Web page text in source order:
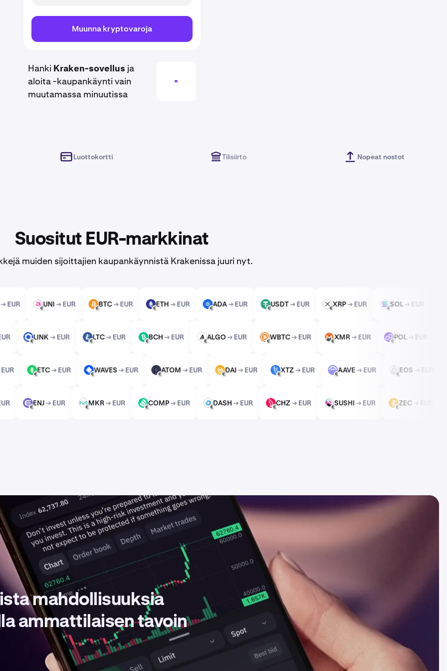
Muunna kryptovaroja
Hanki Kraken-sovellus ja
aloita -kaupankäynti vain
muutamassa minuutissa
Luottokortti Tilisiirto Nopeat nostot
Suositut EUR-markkinat
muiden sijoittajien kaupankäynnistä Krakenissa juuri nyt.
→ EUR
UNI UNI→ EUR
BTC
BTC→ EUR
ETH
ETH→ EUR
ADA
ADA→ EUR
USDTUSDT→ EUR
XRP XRP→ EUR
SOL SOL → EUR
EUR
LINK LINK→ EUR
LTC LTC→ EUR
BCH
BCH→ EUR
ALGOALGO→ EUR
WBTCWBTC→ EUR
XMR XMR→ EUR
POL
POL→ EUR
→ EUR
ETC
ETC→ EUR
WAVESWAVES→ EUR
ATOMATOM→ EUR
DAI DAI→ EUR
XTZ
XTZ→ EUR
AAVEAAVE→ EUR
EOS
EOS→ EUR
EUR
ENJ ENJ → EUR
MKR
MKR → EUR
COMPCOMP → EUR
DASHDASH → EUR
CHZ CHZ → EUR
SUSHI SUSHI → EUR
ZEC
ZEC → EUR
mahdollisuuksia
ammattilaisen tavoin